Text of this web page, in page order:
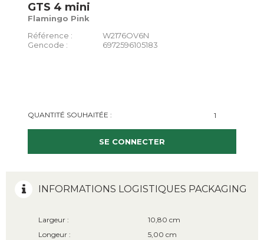
GTS 4 mini
Flamingo Pink
Référence :
W2176OV6N
Gencode :
6972596105183
QUANTITÉ SOUHAITÉE :
SE CONNECTER
INFORMATIONS LOGISTIQUES PACKAGING
Largeur :
10,80 cm
Longeur :
5,00 cm